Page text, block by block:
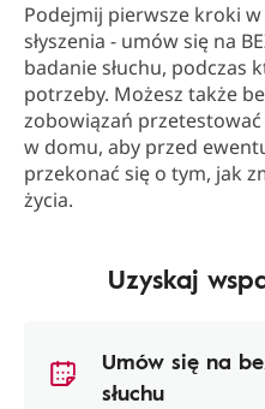
Podejmij pierwsze kroki
słyszenia - umów się na
badanie słuchu, podczas
potrzeby. Możesz także
zobowiązań
w domu, aby przed
przekonać się o tym, jak
życia.
Uzyskaj
Umów się na
słuchu